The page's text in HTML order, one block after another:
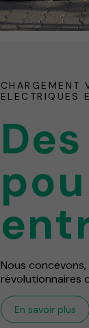
CHARGEMENT
ELECTRIQUES
Nous
révolutionnaires
En savoir plus